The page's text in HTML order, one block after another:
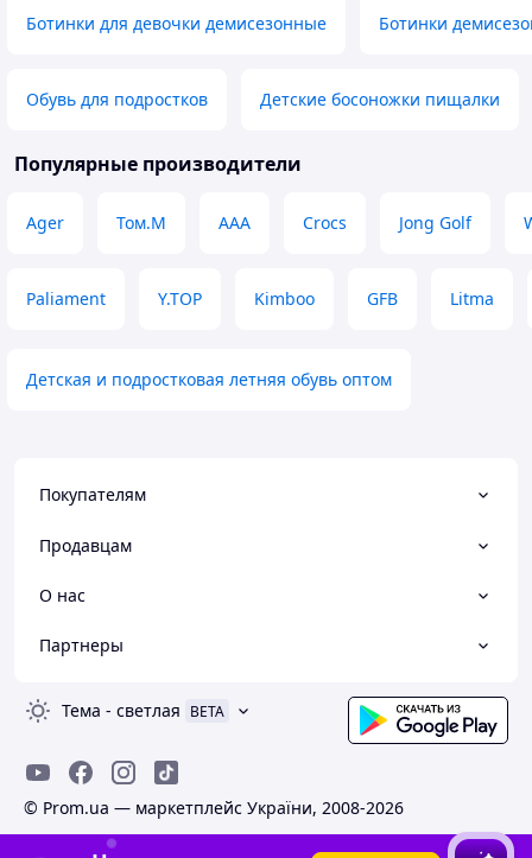
Ботинки для девочки демисезонные Ботинки
Обувь для подростков Детские босоножки пищалки
Популярные производители
Ager Том.М ААА Crocs Jong Golf
Paliament Y.TOP Kimboo GFB Litma
Детская и подростковая летняя обувь оптом
Покупателям
Продавцам
О нас
Партнеры
Тема - светлая BETA
© Prom.ua — маркетплейс України, 2008-2026